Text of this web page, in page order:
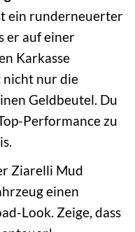
ein runderneuerter
er auf einer
Karkasse
nicht nur die
Geldbeutel. Du
Performance zu
Ziarelli Mud
einen
Look. Zeige, dass